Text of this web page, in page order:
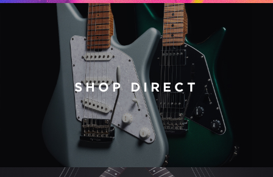
SHOP DIRECT